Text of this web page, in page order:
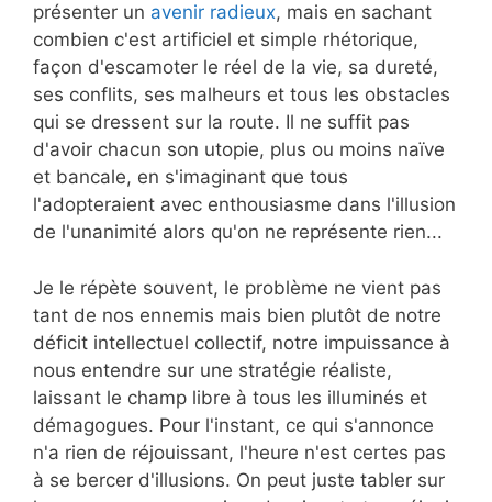
présenter un avenir radieux, mais en sachant
combien c'est artificiel et simple rhétorique,
façon d'escamoter le réel de la vie, sa dureté,
ses conflits, ses malheurs et tous les obstacles
qui se dressent sur la route. Il ne suffit pas
d'avoir chacun son utopie, plus ou moins naïve
et bancale, en s'imaginant que tous
l'adopteraient avec enthousiasme dans l'illusion
de l'unanimité alors qu'on ne représente rien...
Je le répète souvent, le problème ne vient pas
tant de nos ennemis mais bien plutôt de notre
déficit intellectuel collectif, notre impuissance à
nous entendre sur une stratégie réaliste,
laissant le champ libre à tous les illuminés et
démagogues. Pour l'instant, ce qui s'annonce
n'a rien de réjouissant, l'heure n'est certes pas
à se bercer d'illusions. On peut juste tabler sur